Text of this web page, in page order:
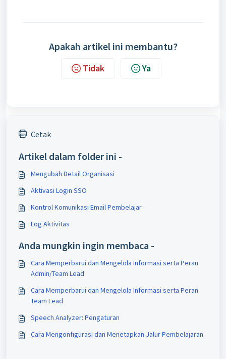
Apakah artikel ini membantu?
Tidak Ya
Cetak
Artikel dalam folder ini -
Mengubah Detail Organisasi
Aktivasi Login SSO
Kontrol Komunikasi Email Pembelajar
Log Aktivitas
Anda mungkin ingin membaca -
Cara Memperbarui dan Mengelola Informasi serta Peran
Admin/Team Lead
Cara Memperbarui dan Mengelola Informasi serta Peran
Team Lead
Speech Analyzer: Pengaturan
Cara Mengonfigurasi dan Menetapkan Jalur Pembelajaran